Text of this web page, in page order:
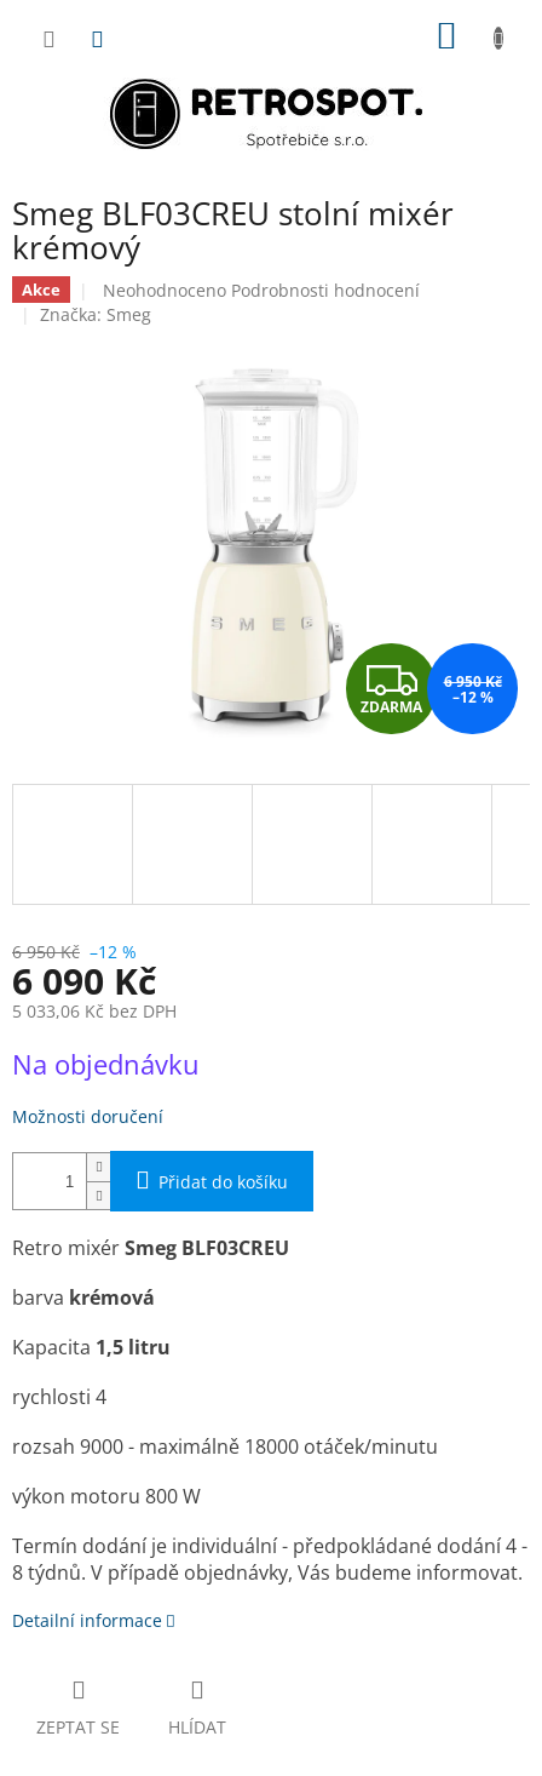
Smeg BLF03CREU stolní mixér
krémový
Akce
Průměrné
hodnocení
Neohodnoceno Podrobnosti hodnocení
Značka: Smeg
Z
D
A
ZDARMA
6 950 Kč
–12 %
6 950 Kč –12 %
6 090 Kč
5 033,06 Kč bez DPH
cena:
Na objednávku
Možnosti doručení
Přidat do košíku
Retro mixérSmeg BLF03CREU
barva krémová
Kapacita 1,5 litru
rychlosti 4
rozsah 9000 - maximálně 18000 otáček/minutu
výkon motoru 800 W
Termín dodání je individuální - předpokládané dodání 4 -
8 týdnů. V případě objednávky, Vás budeme informovat.
Detailní informace
ZEPTAT SE HLÍDAT